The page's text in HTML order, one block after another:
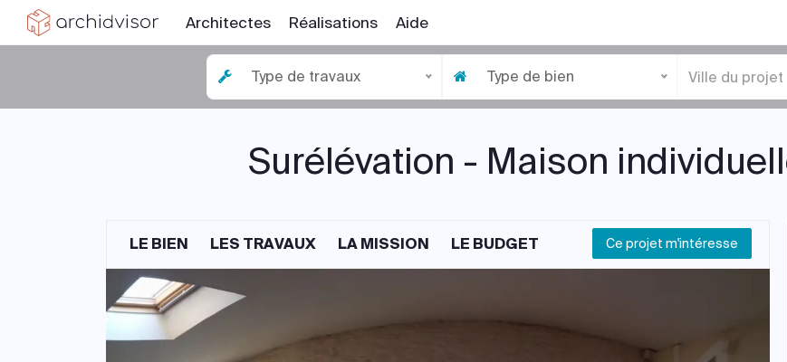
Architectes Réalisations Aide
Type de travaux Type de bien
Surélévation - Maison
LE BIEN LES TRAVAUX LA MISSION LE BUDGET Ce projet m'intéresse